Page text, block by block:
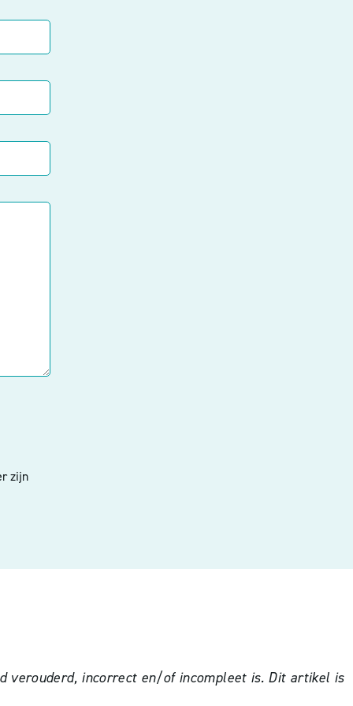
zijn
verouderd, incorrect en/of incompleet is. Dit artikel is